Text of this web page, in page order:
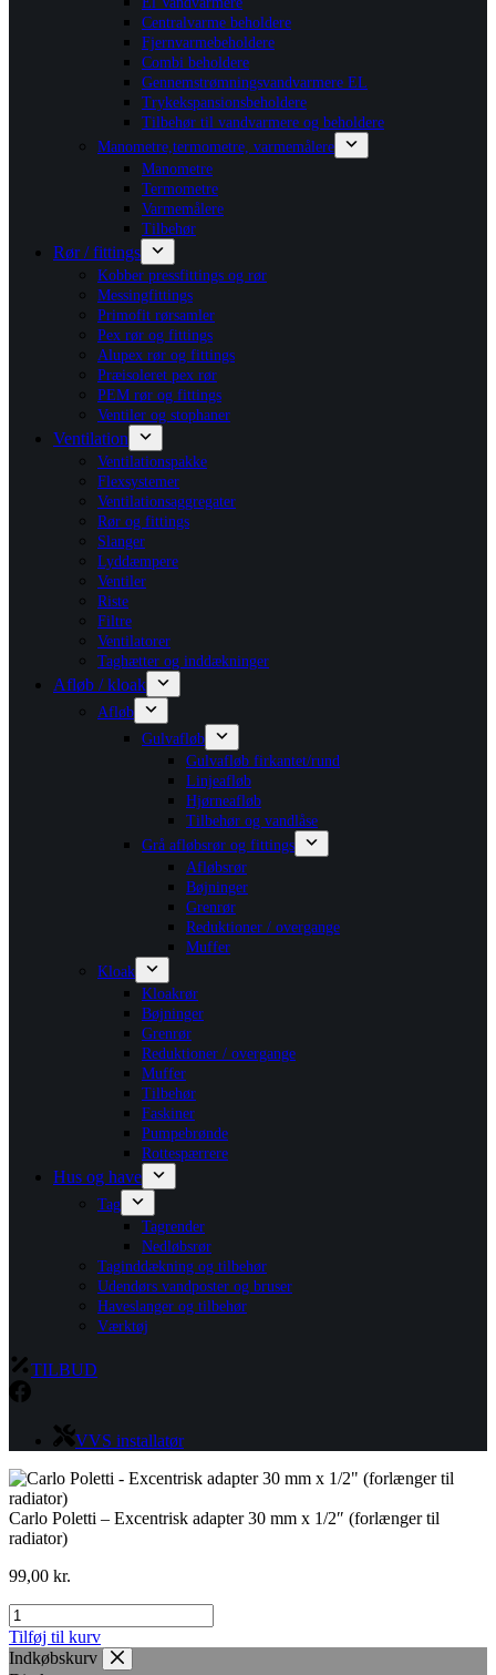
Centralvarme beholdere
Fjernvarmebeholdere
Combi beholdere
Gennemstrømningsvandvarmere EL
Trykekspansionsbeholdere
Tilbehør til vandvarmere og beholdere
Manometre,termometre, varmemålere
Manometre
Termometre
Varmemålere
Tilbehør
Rør / fittings
Kobber pressfittings og rør
Messingfittings
Primofit rørsamler
Pex rør og fittings
Alupex rør og fittings
Præisoleret pex rør
PEM rør og fittings
Ventiler og stophaner
Ventilation
Ventilationspakke
Flexsystemer
Ventilationsaggregater
Rør og fittings
Slanger
Lyddæmpere
Ventiler
Riste
Filtre
Ventilatorer
Taghætter og inddækninger
Afløb / kloak
Afløb
Gulvafløb
Gulvafløb firkantet/rund
Linjeafløb
Hjørneafløb
Tilbehør og vandlåse
Grå afløbsrør og fittings
Afløbsrør
Bøjninger
Grenrør
Reduktioner / overgange
Muffer
Kloak
Kloakrør
Bøjninger
Grenrør
Reduktioner / overgange
Muffer
Tilbehør
Faskiner
Pumpebrønde
Rottespærrere
Hus og have
Tag
Tagrender
Nedløbsrør
Taginddækning og tilbehør
Udendørs vandposter og bruser
Haveslanger og tilbehør
Værktøj
TILBUD
VVS installatør
Carlo Poletti – Excentrisk adapter 30 mm x 1/2″ (forlænger til
radiator)
99,00 kr.
Carlo
Poletti
-
Tilføj til kurv
Indkøbskurv